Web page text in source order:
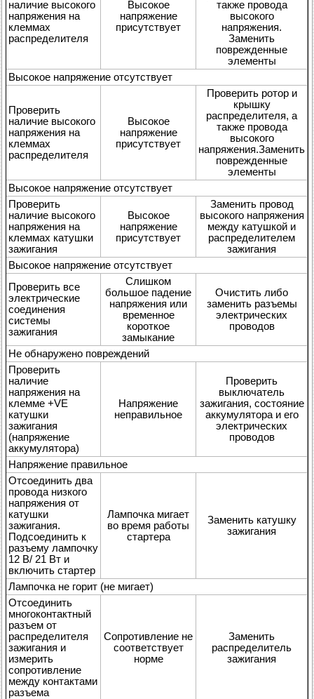
наличие высокого
напряжения на
клеммах
распределителя
Высокое
напряжение
присутствует
также провода
высокого
напряжения.
Заменить
поврежденные
элементы
Высокое напряжение отсутствует
Проверить
наличие высокого
напряжения на
клеммах
распределителя
Высокое
напряжение
присутствует
Проверить ротор и
крышку
распределителя, а
также провода
высокого
напряжения.Заменить
поврежденные
элементы
Высокое напряжение отсутствует
Проверить
наличие высокого
напряжения на
клеммах катушки
зажигания
Высокое
напряжение
присутствует
Заменить провод
высокого напряжения
между катушкой и
распределителем
зажигания
Высокое напряжение отсутствует
Проверить все
электрические
соединения
системы
зажигания
Слишком
большое падение
напряжения или
временное
короткое
замыкание
Очистить либо
заменить разъемы
электрических
проводов
Не обнаружено повреждений
Проверить
наличие
напряжения на
клемме +VE
катушки
зажигания
(напряжение
аккумулятора)
Напряжение
неправильное
Проверить
выключатель
зажигания, состояние
аккумулятора и его
электрических
проводов
Напряжение правильное
Отсоединить два
провода низкого
напряжения от
катушки
зажигания.
Подсоединить к
разъему лампочку
12 В/ 21 Вт и
включить стартер
Лампочка мигает
во время работы
стартера
Заменить катушку
зажигания
Лампочка не горит (не мигает)
Отсоединить
многоконтактный
разъем от
распределителя
зажигания и
измерить
сопротивление
между контактами
разъема
Сопротивление не
соответствует
норме
Заменить
распределитель
зажигания